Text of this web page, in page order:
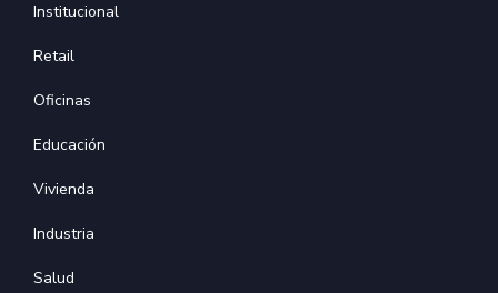
Institucional
Retail
Oficinas
Educación
Vivienda
Industria
Salud